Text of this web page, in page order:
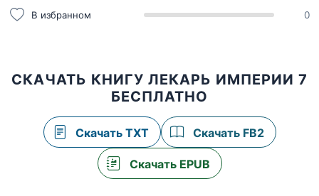
В избранном 0
СКАЧАТЬ КНИГУ ЛЕКАРЬ ИМПЕРИИ 7
БЕСПЛАТНО
Скачать TXT Скачать FB2
Скачать EPUB